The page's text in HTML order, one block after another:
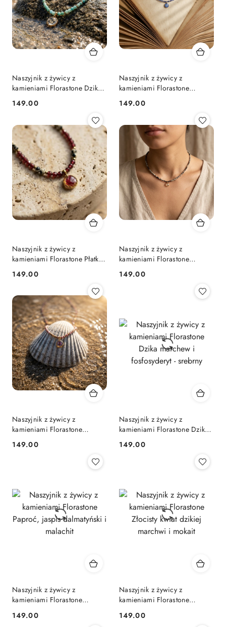
Naszyjnik z żywicy z
kamieniami Florastone Dzika
marchew i amazonit
peruwiański
Cena:
149.00
Naszyjnik z żywicy z
kamieniami Florastone
Niezapominajka, mini sodalit
- srebrny
Cena:
149.00
Naszyjnik z żywicy z
kamieniami Florastone Płatki
dalmatyński
Cena:
149.00
Naszyjnik z żywicy z
kamieniami Florastone
jaspis dalmatyński i turmalin
Cena:
149.00
Naszyjnik z żywicy z
kamieniami Florastone
Smagliczka i fosfosyderyt
Cena:
149.00
Naszyjnik z żywicy z
kamieniami Florastone Dzika
marchew i fosfosyderyt -
srebrny
Cena:
149.00
Naszyjnik z żywicy z
kamieniami Florastone
malachit
Cena:
149.00
Naszyjnik z żywicy z
kamieniami Florastone
i mokait
Cena:
149.00